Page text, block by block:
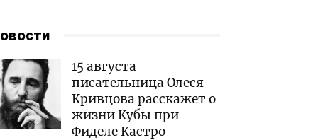
15 августа
писательница Олеся
Кривцова расскажет о
жизни Кубы при
Фиделе Кастро